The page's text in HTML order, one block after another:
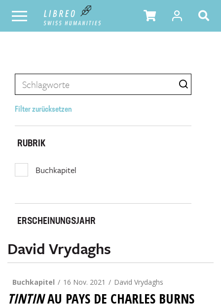
Filter zurücksetzen
RUBRIK
Buchkapitel
ERSCHEINUNGSJAHR
David Vrydaghs
Buchkapitel 16 Nov. 2021 David Vrydaghs
TINTINAU PAYS DE CHARLES BURNS